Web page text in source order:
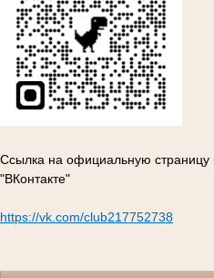
Ссылка на официальную страницу
"ВКонтакте"
https://vk.com/club217752738